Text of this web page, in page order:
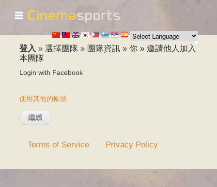
移
至
主
☰
登入 » 選擇團隊 » 團隊資訊 » 你 » 邀請他人加入
本團隊
Login with Facebook
使用其他的帳號
Terms of Service Privacy Policy